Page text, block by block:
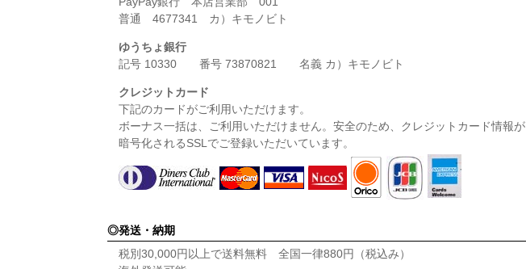
普通 4677341 カ）キモノビト
ゆうちょ銀行
記号 10330 番号 73870821 名義 カ）キモノビト
クレジットカード
下記のカードがご利用いただけます。
ボーナス一括は、ご利用いただけません。安全のため、クレジットカード情報が
暗号化されるSSLでご登録いただいています。
発送・納期
税別30,000円以上で送料無料 全国一律880円（税込み）